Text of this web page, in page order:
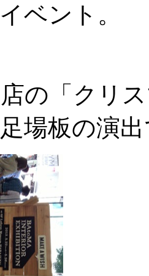
ベント。
の「クリ
場板の演